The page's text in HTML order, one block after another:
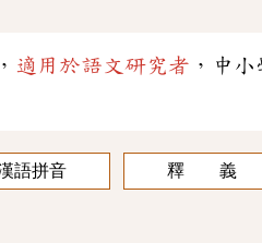
適用於語文研究者 ，中
語拼音 釋 義